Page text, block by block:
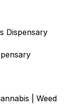
Dispensary
| Weed